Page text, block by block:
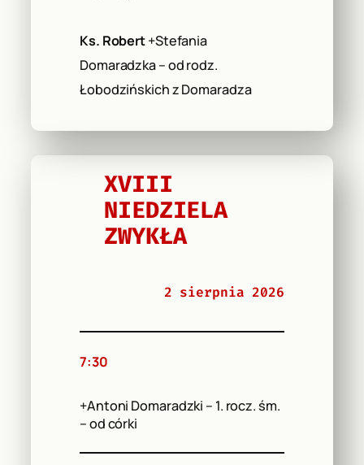
Ks. Robert+Stefania
Domaradzka – od rodz.
Łobodzińskich z Domaradza
XVIII
NIEDZIELA
ZWYKŁA
2 sierpnia 2026
7:30
+Antoni Domaradzki – 1. rocz. śm.
– od córki